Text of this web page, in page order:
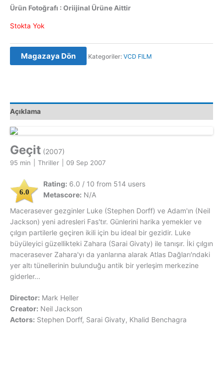
Ürün Fotoğrafı : Oriijinal Ürüne Aittir
Stokta Yok
Magazaya Dön Kategoriler: VCD FILM
Açıklama
Geçit (2007)
95 min Thriller 09 Sep 2007
6.0
Rating: 6.0 / 10 from 514 users
Metascore: N/A
Macerasever gezginler Luke (Stephen Dorff) ve Adam'ın (Neil
Jackson) yeni adresleri Fas'tır. Günlerini harika yemekler ve
çılgın partilerle geçiren ikili için bu ideal bir gezidir. Luke
büyüleyici güzellikteki Zahara (Sarai Givaty) ile tanışır. İki çılgın
macerasever Zahara'yı da yanlarına alarak Atlas Dağları'ndaki
yer altı tünellerinin bulunduğu antik bir yerleşim merkezine
giderler...
Director: Mark Heller
Creator: Neil Jackson
Actors: Stephen Dorff, Sarai Givaty, Khalid Benchagra